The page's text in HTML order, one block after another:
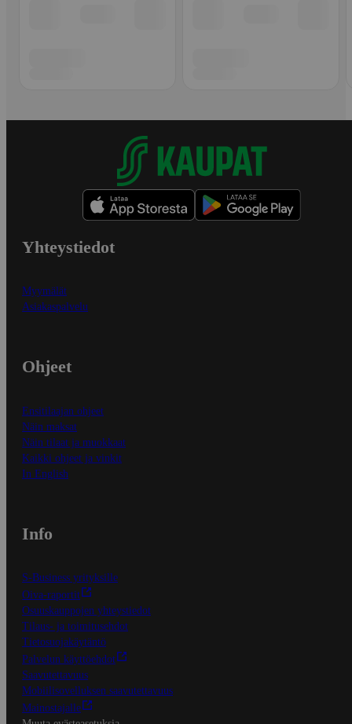
Yhteystiedot
Myymälät
Asiakaspalvelu
Ohjeet
Ensitilaajan ohjeet
Näin maksat
Näin tilaat ja muokkaat
Kaikki ohjeet ja vinkit
In English
Info
S-Business yrityksille
Oiva-raportit
Osuuskauppojen yhteystiedot
Tilaus- ja toimitusehdot
Tietosuojakäytäntö
Palvelun käyttöehdot
Saavutettavuus
Mobiilisovelluksen saavutettavuus
Mainostajalle